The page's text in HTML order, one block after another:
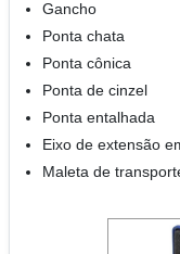
Gancho
Ponta chata
Ponta cônica
Ponta de cinzel
Ponta entalhada
Eixo de extensão
Maleta de